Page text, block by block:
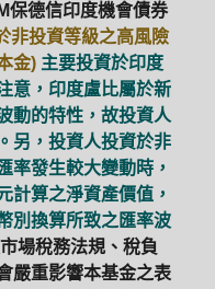
保德信印度機會債券
非投資等級之高風險
金) 主要投資於印度
意，印度盧比屬於新
動的特性，故投資人
另，投資人投資於非
率發生較大變動時，
計算之淨資產價值，
別換算所致之匯率波
場稅務法規、稅負
嚴重影響本基金之表